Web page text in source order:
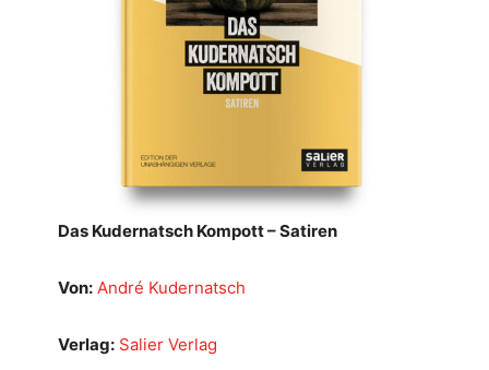
Das Kudernatsch Kompott – Satiren
Von: André Kudernatsch
Verlag: Salier Verlag